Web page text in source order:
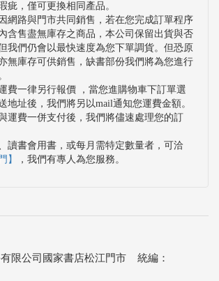
疵，僅可更換相同產品。
網路與門市共同銷售，若在您完成訂單程序
含售盡無庫存之商品，本公司保留出貨與否
我們仍會以最快速度為您下單調貨。但恐原
無庫存可供銷售，缺書部份我們將為您進行
費一律另行報價 ，當您進購物車下訂單選
地址後，我們將另以mail通知您運費金額。
運費一併支付後，我們將儘速處理您的訂
讀書會用書，或每月需特定數量者，可洽
】
，我們有專人為您服務。
限公司國家書店松江門市 統編：